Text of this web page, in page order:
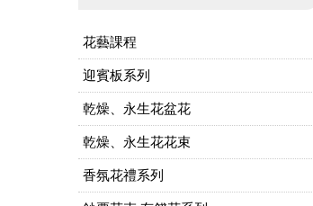
花藝課程
迎賓板系列
乾燥、永生花盆花
乾燥、永生花花束
香氛花禮系列